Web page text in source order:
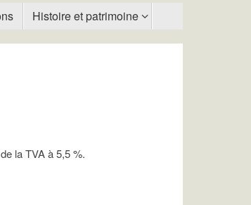
Histoire et patrimoine
la TVA à 5,5 %.